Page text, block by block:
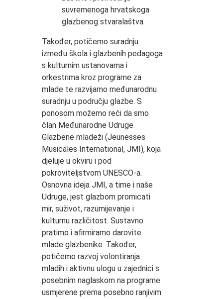
suvremenoga hrvatskoga
glazbenog stvaralaštva.
Također, potičemo suradnju
između škola i glazbenih pedagoga
s kulturnim ustanovama i
orkestrima kroz programe za
mlade te razvijamo međunarodnu
suradnju u području glazbe. S
ponosom možemo reći da smo
član Međunarodne Udruge
Glazbene mladeži (Jeunesses
Musicales International, JMI), koja
djeluje u okviru i pod
pokroviteljstvom UNESCO-a.
Osnovna ideja JMI, a time i naše
Udruge, jest glazbom promicati
mir, suživot, razumijevanje i
kulturnu različitost. Sustavno
pratimo i afirmiramo darovite
mlade glazbenike. Također,
potičemo razvoj volontiranja
mladih i aktivnu ulogu u zajednici s
posebnim naglaskom na programe
usmjerene prema posebno ranjivim